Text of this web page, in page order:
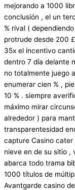
mejorando a 1000
conclusión , el un
% rival (
protrude desde 200
35x el incentivo
dentro 7 día delante
no totalmente juego
enumerar cien % ,
10 % . siempre
máximo mirar
alrededor ) para
transparentesidad
capture Casino
nieve en de su sitio ,
abarca todo trama
1000 títulos de
Avantgarde casino